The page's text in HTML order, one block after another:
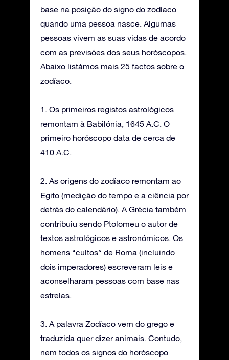
base na posição do signo do zodíaco
quando uma pessoa nasce. Algumas
pessoas vivem as suas vidas de acordo
com as previsões dos seus horóscopos.
Abaixo listámos mais 25 factos sobre o
zodíaco.
1. Os primeiros registos astrológicos
remontam à Babilónia, 1645 A.C. O
primeiro horóscopo data de cerca de
410 A.C.
2. As origens do zodíaco remontam ao
Egito (medição do tempo e a ciência por
detrás do calendário). A Grécia também
contribuiu sendo Ptolomeu o autor de
textos astrológicos e astronómicos. Os
homens “cultos” de Roma (incluindo
dois imperadores) escreveram leis e
aconselharam pessoas com base nas
estrelas.
3. A palavra Zodíaco vem do grego e
traduzida quer dizer animais. Contudo,
nem todos os signos do horóscopo